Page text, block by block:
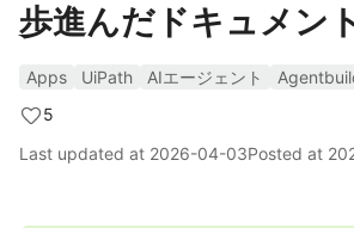
歩進んだドキュメン
Apps UiPath AIエージェント
5
Last updated at 2026-04-03Posted at